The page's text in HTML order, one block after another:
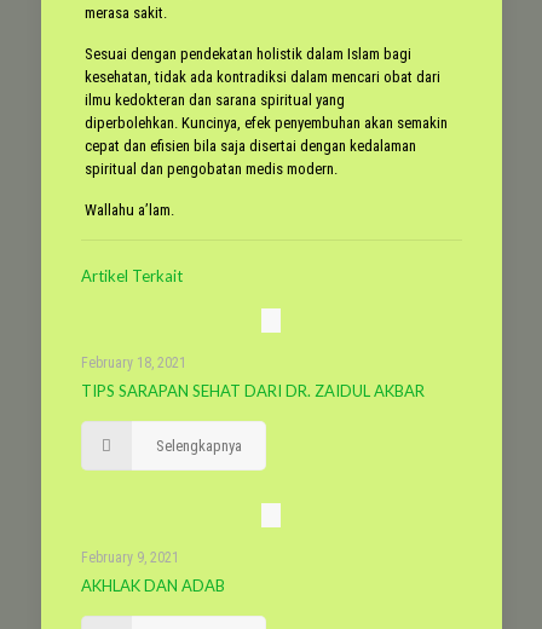
merasa sakit.
Sesuai dengan pendekatan holistik dalam Islam bagi
kesehatan, tidak ada kontradiksi dalam mencari obat dari
ilmu kedokteran dan sarana spiritual yang
diperbolehkan. Kuncinya, efek penyembuhan akan semakin
cepat dan efisien bila saja disertai dengan kedalaman
spiritual dan pengobatan medis modern.
Wallahu a’lam.
Artikel Terkait
February 18, 2021
TIPS SARAPAN SEHAT DARI DR. ZAIDUL AKBAR
Selengkapnya
February 9, 2021
AKHLAK DAN ADAB